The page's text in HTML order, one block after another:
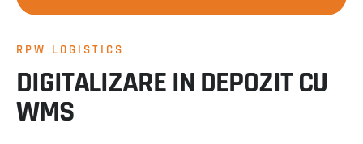
RPW LOGISTICS
DIGITALIZARE IN DEPOZIT CU
WMS